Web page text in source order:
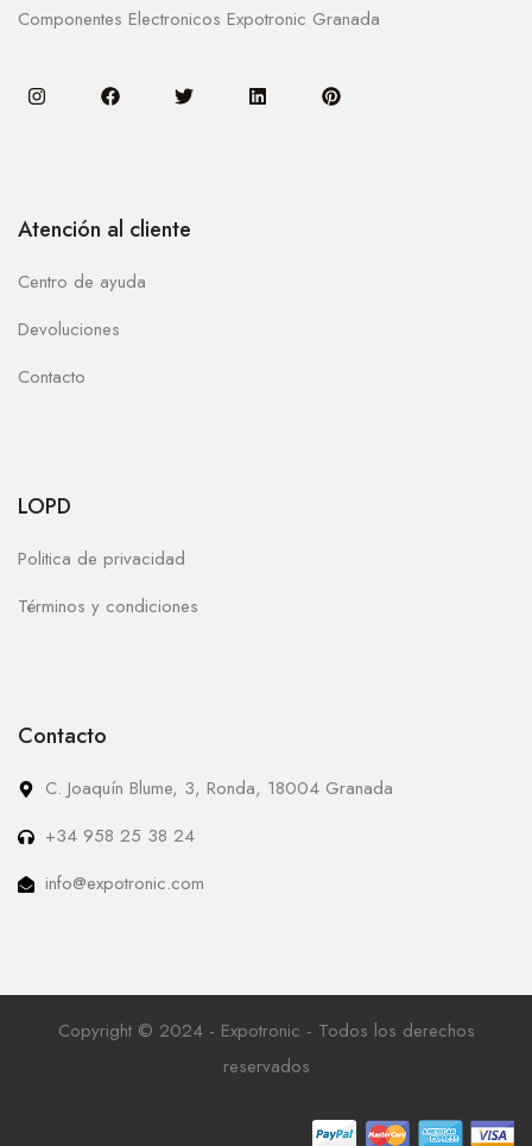
Componentes Electronicos Expotronic Granada
Atención al cliente
Centro de ayuda
Devoluciones
Contacto
LOPD
Politica de privacidad
Términos y condiciones
Contacto
C. Joaquín Blume, 3, Ronda, 18004 Granada
+34 958 25 38 24
info@expotronic.com
Copyright © 2024 - Expotronic - Todos los derechos
reservados